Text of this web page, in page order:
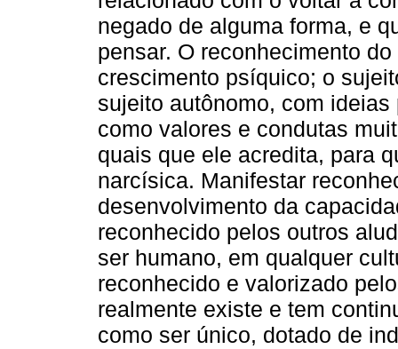
negado de alguma forma, e
pensar. O reconhecimento
crescimento psíquico; o
sujeito autônomo, com
como valores e condutas
quais que ele acredita, para
narcísica. Manifestar
desenvolvimento da
reconhecido pelos outros
ser humano, em qualquer
reconhecido e valorizado
realmente existe e tem
como ser único, dotado de